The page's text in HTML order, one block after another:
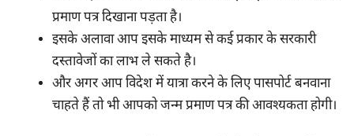
प्रमाण पत्र दिखाना पड़ता है।
इसके अलावा आप इसके माध्यम से कई प्रकार के सरकारी
दस्तावेजों का लाभ ले सकते है।
और अगर आप विदेश में यात्रा करने के लिए पासपोर्ट बनवाना
चाहते हैं तो भी आपको जन्म प्रमाण पत्र की आवश्यकता होगी।